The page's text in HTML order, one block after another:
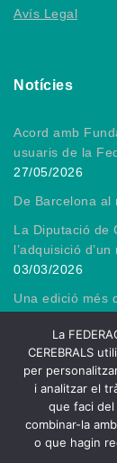
Avís Legal
Notícies
Acord amb
usuaris de la
27/05/2026
De Barcelona al
La Diputació de
l’adquisició
03/03/2026
Una edició més
Gràcies,
FECPC –
La
CEREBRALS
per
i analitzar el
que faci
combinar-la
o que hagin